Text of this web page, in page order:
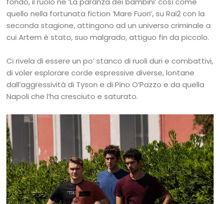
quello nella fortunata fiction ‘Mare Fuori’, su Rai2 con la
seconda stagione, attingono ad un universo criminale a
cui Artem è stato, suo malgrado, attiguo fin da piccolo.
Ci rivela di essere un po’ stanco di ruoli duri e combattivi,
di voler esplorare corde espressive diverse, lontane
dall’aggressività di Tyson e di Pino O’Pazzo e da quella
Napoli che l’ha cresciuto e saturato.